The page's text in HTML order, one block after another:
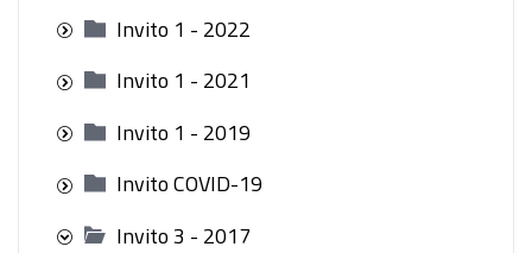
Invito 1 - 2022
Invito 1 - 2021
Invito 1 - 2019
Invito COVID-19
Invito 3 - 2017